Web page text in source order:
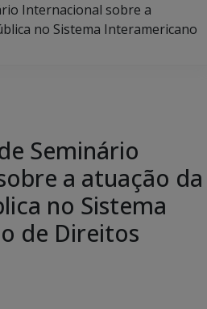
Internacional sobre a
no Sistema Interamericano
Seminário
a atuação da
no Sistema
de Direitos